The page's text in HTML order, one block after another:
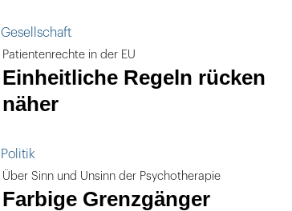
Gesellschaft
Patientenrechte in der EU
Einheitliche Regeln rücken
näher
Politik
Über Sinn und Unsinn der Psychotherapie
Farbige Grenzgänger